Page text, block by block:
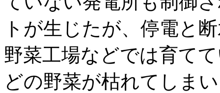
トが生じたが、停電と
野菜工場などでは育て
どの野菜が枯れてしま